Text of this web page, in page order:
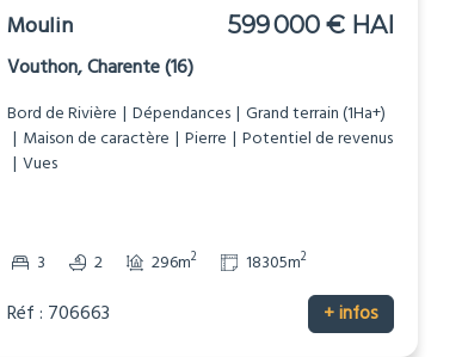
Moulin 599 000 € HAI
Vouthon, Charente (16)
Bord de Rivière Dépendances Grand terrain (1Ha+)
Maison de caractère
Pierre
Potentiel de revenus
Vues
3 2 296m2 18305m2
Réf : 706663 + infos